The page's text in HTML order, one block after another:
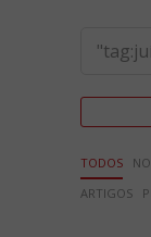
TODOS
ARTIGOS